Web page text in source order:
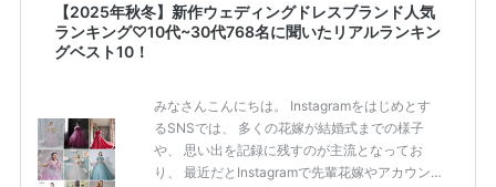
【2025年秋冬】新作ウェディングドレスブランド人気
ランキング♡10代~30代768名に聞いたリアルランキン
グベスト10！
みなさんこんにちは。 Instagramをはじめとす
るSNSでは、 多くの花嫁が結婚式までの様子
や、 思い出を記録に残すのが主流となってお
り、 最近だとInstagramで先輩花嫁やアカウン